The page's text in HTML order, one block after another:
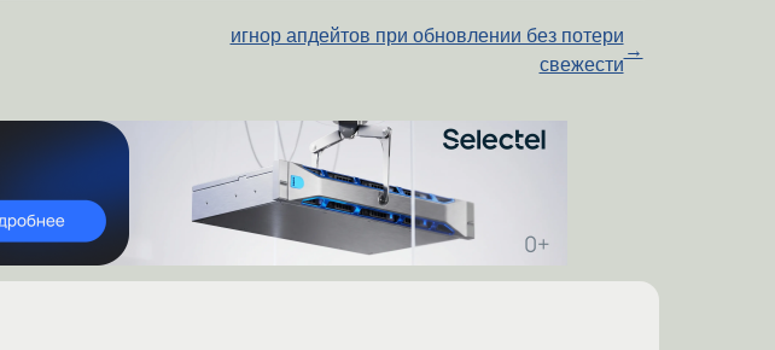
игнор апдейтов при обновлении без потери
свежести
→